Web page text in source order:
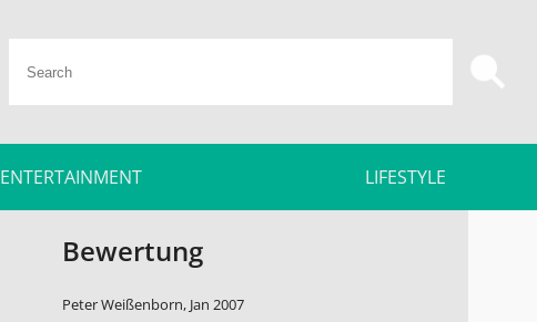
ENTERTAINMENT LIFESTYLE
Bewertung
Peter Weißenborn, Jan 2007